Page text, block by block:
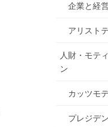
企業と経
アリスト
人財・モテ
ン
カッツモ
プレジデ